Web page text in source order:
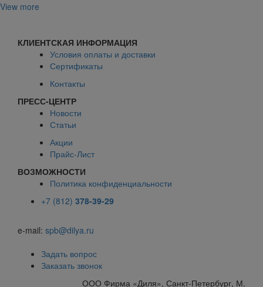
View more
КЛИЕНТСКАЯ ИНФОРМАЦИЯ
Условия оплаты и доставки
Сертификаты
Контакты
ПРЕСС-ЦЕНТР
Новости
Статьи
Акции
Прайс-Лист
ВОЗМОЖНОСТИ
Политика конфиденциальности
+7 (812) 378-39-29
e-mail: spb@dilya.ru
Задать вопрос
Заказать звонок
ООО Фирма «Диля», Санкт-Петербург, М.